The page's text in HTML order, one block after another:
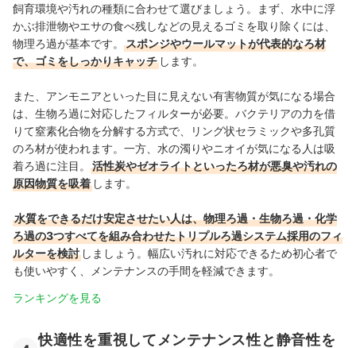
飼育環境や汚れの種類に合わせて選びましょう。まず、水中に浮
かぶ排泄物やエサの食べ残しなどの見えるゴミを取り除くには、
物理ろ過が基本です。
スポンジやウールマットが代表的なろ材
で、ゴミをしっかりキャッチ します。
また、アンモニアといった目に見えない有害物質が気になる場合
は、生物ろ過に対応したフィルターが必要。バクテリアの力を借
りて窒素化合物を分解する方式で、リング状セラミックや多孔質
のろ材が使われます。一方、水の濁りやニオイが気になる人は吸
着ろ過に注目。
活性炭やゼオライトといったろ材が悪臭や汚れの
原因物質を吸着 します。
水質をできるだけ安定させたい人は、物理ろ過・生物ろ過・化学
ろ過の3つすべてを組み合わせたトリプルろ過システム採用のフィ
ルターを検討 しましょう。幅広い汚れに対応できるため初心者で
も使いやすく、メンテナンスの手間を軽減できます。
ランキングを見る
快適性を重視してメンテナンス性と静音性を